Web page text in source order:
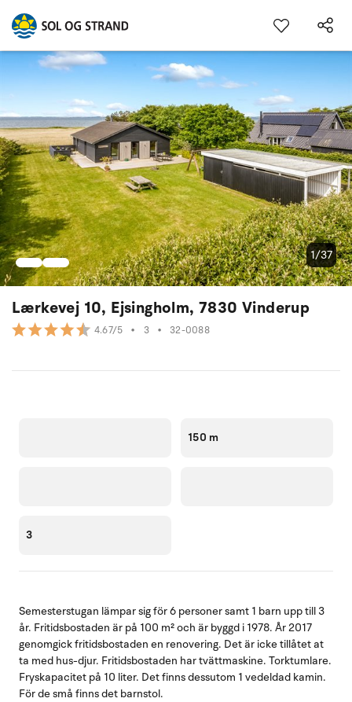
Lærkevej 10, Ejsingholm, 7830 Vinderup
4.67/5 • 3 • 32-0088
1/37
150 m
3
Semesterstugan lämpar sig för 6 personer samt 1 barn upp till 3
år. Fritidsbostaden är på 100 m² och är byggd i 1978. År 2017
genomgick fritidsbostaden en renovering. Det är icke tillåtet at
ta med hus-djur. Fritidsbostaden har tvättmaskine. Torktumlare.
Fryskapacitet på 10 liter. Det finns dessutom 1 vedeldad kamin.
För de små finns det barnstol.